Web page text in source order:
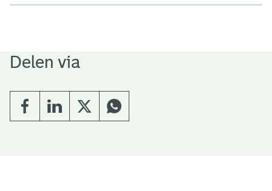
Delen via